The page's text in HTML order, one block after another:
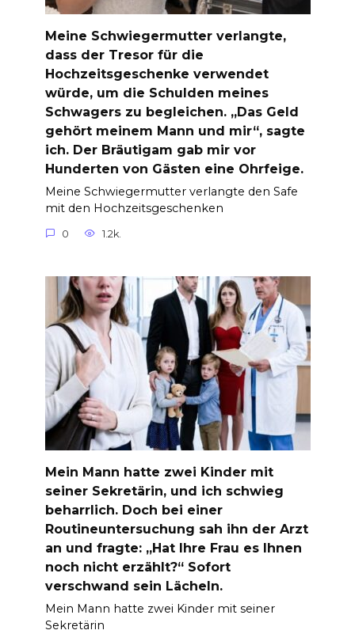
Meine Schwiegermutter verlangte,
dass der Tresor für die
Hochzeitsgeschenke verwendet
würde, um die Schulden meines
Schwagers zu begleichen. „Das Geld
gehört meinem Mann und mir“, sagte
ich. Der Bräutigam gab mir vor
Hunderten von Gästen eine Ohrfeige.
Meine Schwiegermutter verlangte den Safe
mit den Hochzeitsgeschenken
0 1.2k.
Mein Mann hatte zwei Kinder mit
seiner Sekretärin, und ich schwieg
beharrlich. Doch bei einer
Routineuntersuchung sah ihn der Arzt
an und fragte: „Hat Ihre Frau es Ihnen
noch nicht erzählt?“ Sofort
verschwand sein Lächeln.
Mein Mann hatte zwei Kinder mit seiner
Sekretärin